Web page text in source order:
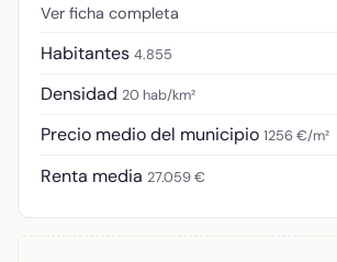
Ver ficha completa
Habitantes 4.855
Densidad 20 hab/km²
Precio medio del municipio 1256 €/m²
Renta media 27.059 €